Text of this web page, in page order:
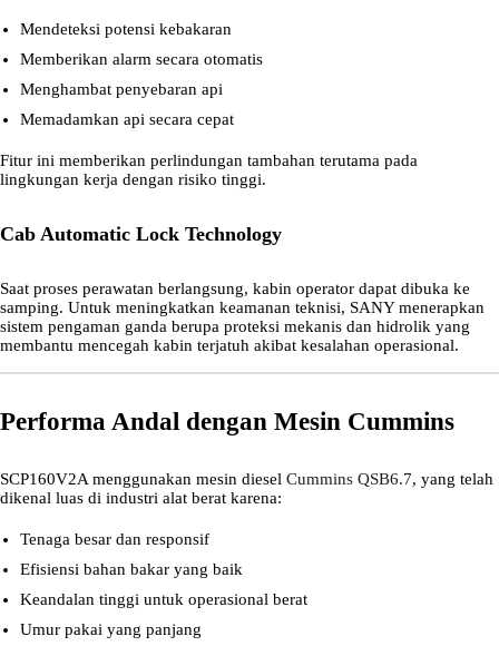
Mendeteksi potensi kebakaran
Memberikan alarm secara otomatis
Menghambat penyebaran api
Memadamkan api secara cepat
Fitur ini memberikan perlindungan tambahan terutama pada
lingkungan kerja dengan risiko tinggi.
Cab Automatic Lock Technology
Saat proses perawatan berlangsung, kabin operator dapat dibuka ke
samping. Untuk meningkatkan keamanan teknisi, SANY menerapkan
sistem pengaman ganda berupa proteksi mekanis dan hidrolik yang
membantu mencegah kabin terjatuh akibat kesalahan operasional.
Performa Andal dengan Mesin Cummins
SCP160V2A menggunakan mesin diesel Cummins QSB6.7, yang telah
dikenal luas di industri alat berat karena:
Tenaga besar dan responsif
Efisiensi bahan bakar yang baik
Keandalan tinggi untuk operasional berat
Umur pakai yang panjang